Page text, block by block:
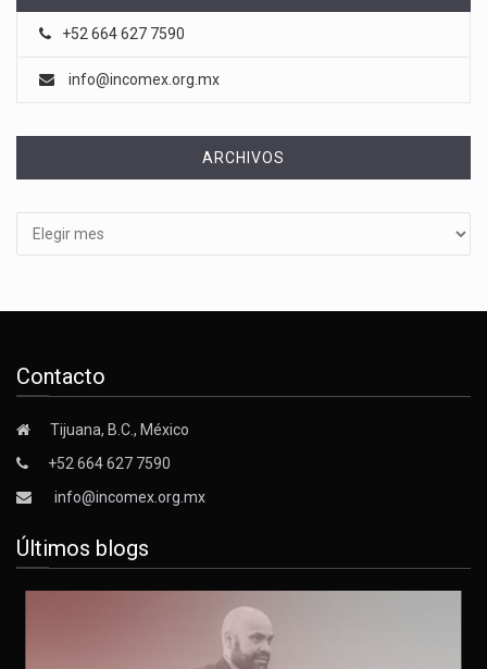
+52 664 627 7590
info@incomex.org.mx
ARCHIVOS
Contacto
Tijuana, B.C., México
+52 664 627 7590
info@incomex.org.mx
Últimos blogs